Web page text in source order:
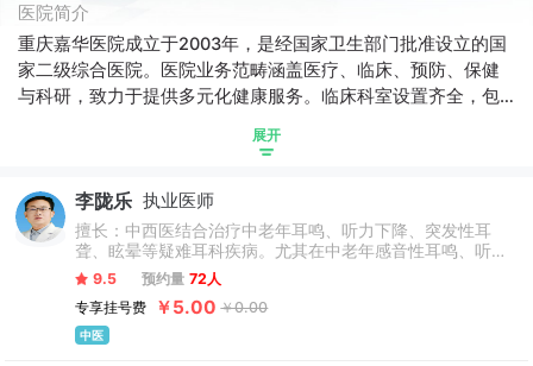
医院简介
重庆嘉华医院成立于2003年，是经国家卫生部门批准设立的国
家二级综合医院。医院业务范畴涵盖医疗、临床、预防、保健
与科研，致力于提供多元化健康服务。临床科室设置齐全，包
鼻喉科、美容外科、康复科、急诊科、皮肤科、精神科、口腔
11000平方米，开放住院床位80张，为患者提供充足诊疗空间
与住院保障。医院始终坚守医疗本质，秉持“以患者为中心”的服
务理念，引进一系列高精尖医疗设备支撑临床诊疗，为临床诊
疗提供技术保障。
展开
李陇乐 执业医师
擅长：中西医结合治疗中老年耳鸣、听力下降、突发性耳
聋、眩晕等疑难耳科疾病。尤其在中老年感音性耳鸣、听力
异常衰退的治疗方面有独到的见解。
9.5 预约量 72人
专享挂号费
￥5.00 ￥0.00
中医